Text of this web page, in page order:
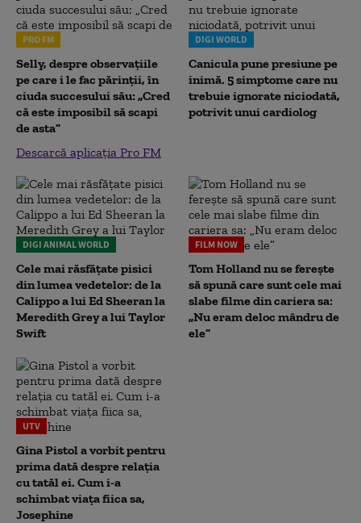
PRO FM
Selly, despre observațiile
pe care i le fac părinții, în
ciuda succesului său: „Cred
că este imposibil să scapi
de asta”
Descarcă aplicația Pro FM
DIGI WORLD
Canicula pune presiune pe
inimă. 5 simptome care nu
trebuie ignorate niciodată,
potrivit unui cardiolog
DIGI ANIMAL WORLD
Cele mai răsfățate pisici
din lumea vedetelor: de la
Calippo a lui Ed Sheeran la
Meredith Grey a lui Taylor
Swift
FILM NOW
Tom Holland nu se ferește
să spună care sunt cele mai
slabe filme din cariera sa:
„Nu eram deloc mândru de
ele”
UTV
Gina Pistol a vorbit pentru
prima dată despre relația
cu tatăl ei. Cum i-a
schimbat viața fiica sa,
Josephine